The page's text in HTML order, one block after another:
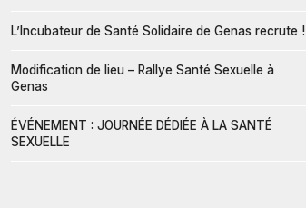
L’Incubateur de Santé Solidaire de Genas recrute !
Modification de lieu – Rallye Santé Sexuelle à
Genas
ÉVÉNEMENT : JOURNÉE DÉDIÉE À LA SANTÉ
SEXUELLE